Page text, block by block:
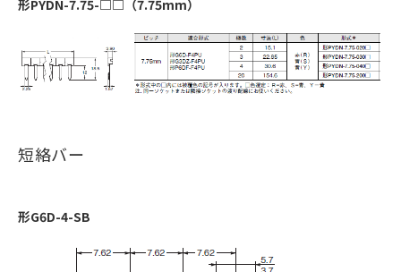
形PYDN-7.75-□□（7.75mm）
短絡バー
形G6D-4-SB